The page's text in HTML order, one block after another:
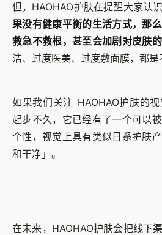
但，HAOHAO护肤在提醒大家认
果没有健康平衡的生活方式，那
救急不救根，甚至会加剧对皮肤
洁、过度医美、过度敷面膜，都是
如果我们关注 HAOHAO护肤的
起步不久，它已经有了一个可以
个性，视觉上具有类似日系护肤
和干净」。
在未来， HAOHAO护肤会把线下